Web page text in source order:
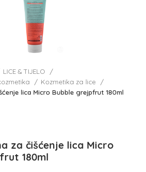
LICE & TIJELO
Kozmetika za lice
lica Micro Bubble grejpfrut 180ml
za čišćenje lica Micro
180ml